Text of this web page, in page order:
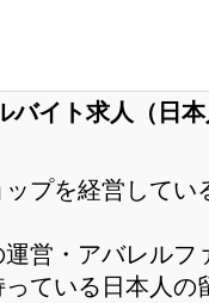
バイト求人（日
ップを経営してい
営・アバレルフ
ている日本人の